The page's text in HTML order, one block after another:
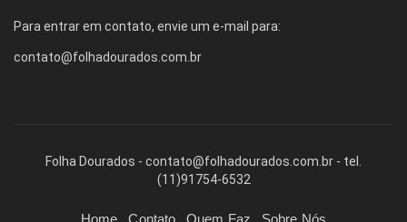
Para entrar em contato, envie um e-mail para:
contato@folhadourados.com.br
Folha Dourados - contato@folhadourados.com.br - tel.
(11)91754-6532